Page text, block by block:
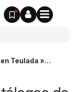
Teulada »